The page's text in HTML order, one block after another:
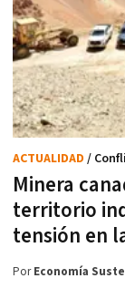
Minera
territorio
tensión en
ACTUALIDAD /
PorEconomía